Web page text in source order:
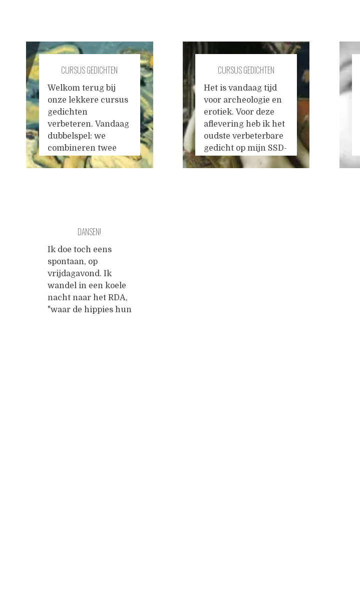
CURSUS GEDICHTEN
VERBETEREN #57
Welkom terug bij
onze lekkere cursus
gedichten
verbeteren. Vandaag
dubbelspel: we
combineren twee
liefdesgediggies.
me voor in tijden van
vertwijfeling, dans
met scheve slagen
op mijn buikToog me
op, komaan, we gaan
voor het zwart nog
dansen in ...
CURSUS GEDICHTEN
VERBETEREN #9
Het is vandaag tijd
voor archeologie en
erotiek. Voor deze
aflevering heb ik het
oudste verbeterbare
gedicht op mijn SSD-
schijf opgezocht. Het
DANSEN!
Ik doe toch eens
spontaan, op
vrijdagavond. Ik
wandel in een koele
nacht naar het RDA,
"waar de hippies hun